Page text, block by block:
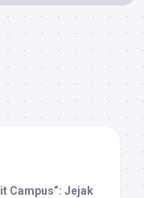
Campus”: Jejak